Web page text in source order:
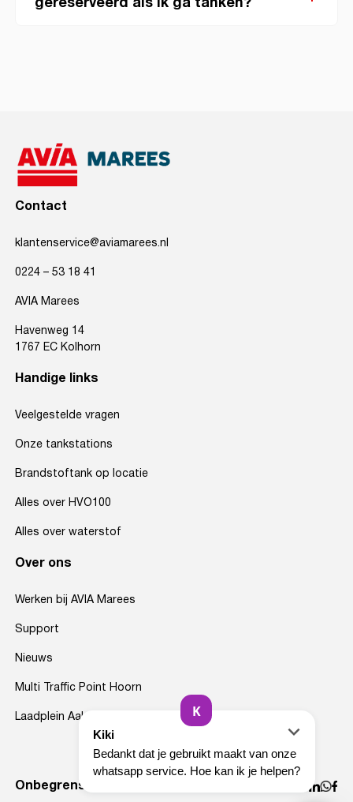
Contact
klantenservice@aviamarees.nl
0224 – 53 18 41
AVIA Marees
Havenweg 14
1767 EC Kolhorn
Handige links
Veelgestelde vragen
Onze tankstations
Brandstoftank op locatie
Alles over HVO100
Alles over waterstof
Over ons
Werken bij AVIA Marees
Support
Nieuws
Multi Traffic Point Hoorn
Laadplein Aalsmeer
Onbegrensd op weg